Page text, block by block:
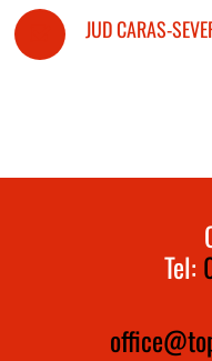
JUD CARAS-
Tel: